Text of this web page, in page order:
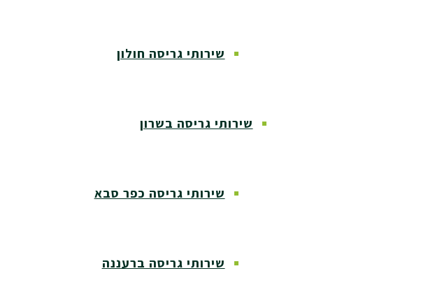
שירותי גריסה חולון
שירותי גריסה בשרון
שירותי גריסה כפר סבא
שירותי גריסה ברעננה